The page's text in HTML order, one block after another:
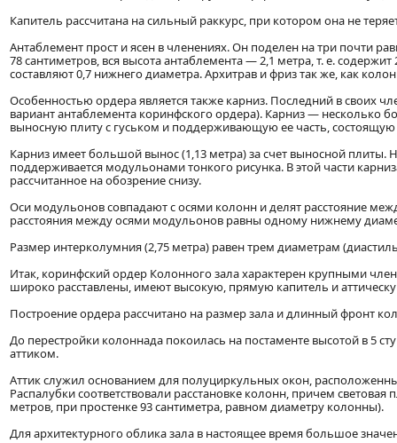
Капитель рассчитана на сильный раккурс, при котором она не
Антаблемент прост и ясен в членениях. Он поделен на три почти
78 сантиметров, вся высота антаблемента — 2,1 метра, т. е.
составляют 0,7 нижнего диаметра. Архитрав и фриз так же, как
Особенностью ордера является также карниз. Последний в своих
вариант антаблемента коринфского ордера). Карниз —
выносную плиту с гуськом и поддерживающую ее часть,
Карниз имеет большой вынос (1,13 метра) за счет выносной плиты.
поддерживается модульонами тонкого рисунка. В этой части
рассчитанное на обозрение снизу.
Оси модульонов совпадают с осями колонн и делят расстояние
расстояния между осями модульонов равны одному нижнему
Размер интерколумния (2,75 метра) равен трем диаметрам
Итак, коринфский ордер Колонного зала характерен крупными
широко расставлены, имеют высокую, прямую капитель и
Построение ордера рассчитано на размер зала и длинный фронт
До перестройки колоннада покоилась на постаменте высотой в 5
аттиком.
Аттик служил основанием для полуциркульных окон,
Распалубки соответствовали расстановке колонн, причем
метров, при простенке 93 сантиметра, равном диаметру колонны).
Для архитектурного облика зала в настоящее время большое